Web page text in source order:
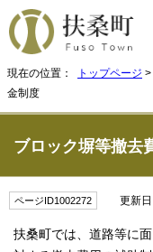
現在の位置： トップページ >
金制度
ブロック塀等撤去
ページID1002272 更新日
扶桑町では、道路等に